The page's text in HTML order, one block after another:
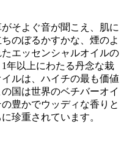
そよぐ音が聞こえ、肌に
のぼるかすかな、煙のよ
エッセンシャルオイルの
年以上にわたる丹念な栽
ルは、ハイチの最も価値
国は世界のベチバーオイ
豊かでウッディな香りと
珍重されています。